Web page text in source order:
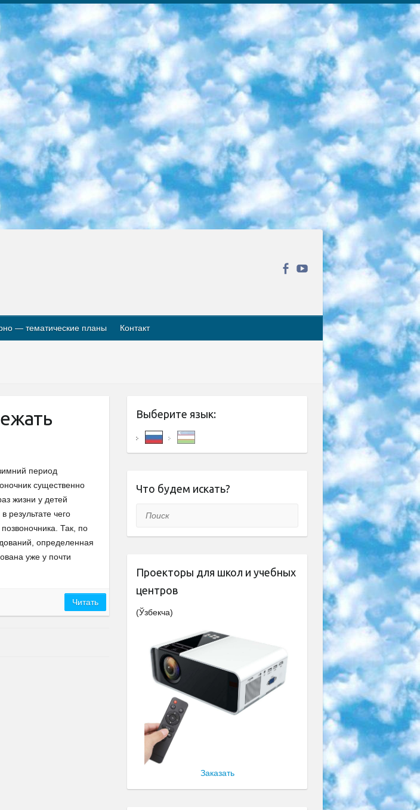
Специальность для умственно отсталых детей. Для 9 класса Родной язык и литературное письмо Государственный язык (язык обучения – узбекский). для неклассов) написано Математическое письмо Письменная/устная история Узбекистана Физическое воспитание практично Итоговый контроль Для 11 класса Написание родного языка и литературы (эссе) Математическое письмо Узбекский язык (обучение на узбекском языке) не посещающее общее среднее образование для учреждений)/Образовательное учреждение выбор письменный и устный Иностранный язык письменный/устный Письменная/устная история Узбекистана *По выбору студента:  Химия  Физика  Основы государственного права  География 10 бесплатных образовательных ресурсов - Мы составили подборку онлайн-проектов с интерактивными упражнениями, видеолекциями и статьями. Они помогут вам обрести новые и освежить старые знания бесплатно. 1. «ИНТУИТ» Старейшая образовательная площадка Рунета. Здесь вы найдёте сотни текстовых и видеокурсов на десятки различных тем — от программирования до психологии. Многие курсы подготовлены российскими университетами и крупными международными компаниями вроде Intel и Microsoft. Самостоятельное обучение бесплатное, но желающие могут оплатить услуги персональных наставников. 2. «Смартия» знакомит с актуальными профессиями и подсказывает, как им обучаться. Выбрав заинтересовавшую вас специальность — SMM-специалист, фотограф, веб-дизайнер или другую, — увидите список необходимых для неё умений. Чтобы вы могли освоить их самостоятельно, для каждого умения площадка отображает подборку ссылок на учебные материалы. Хотя «Смартия» ориентируется на русскоязычную аудиторию, часть контента всё же доступна только на английском. 3. «Лекторий Физтеха» Проект Московского физико-технического института (Физтеха). С его помощью вы можете смотреть онлайн серии лекций, записанные на видео в этом вузе. В числе доступных предметов — физика, биология, химия, информационные технологии и другие. К некоторым лекциям администрация ресурса прилагает готовые конспекты, которые можно скачивать в PDF-формате. 4. ITMOcourses Онлайн-площадка Санкт-Петербургского национального исследовательского университета информационных технологий, механики и оптики (ИТМО). Ресурс предоставляет свободный доступ к курсам, разработанным в этом вузе. Каталог материалов разбит на четыре категории: «Оптические системы и технологии», «Приборостроение и робототехника», «Информационные технологии» и «Биотехнологии». Курсы состоят из видеолекций, интерактивных демонстраций и заданий. 5. «КиберЛенинка» Электронная научная библиотека открытого доступа. Каталог площадки регулярно обрастает текстами статей из различных научных изданий. Сгруппированные по журналам и рубрикам публикации можно читать онлайн или скачивать целиком в PDF-формате. Проект нацелен на популяризацию науки за счёт открытого доступа к качественной информации. 6. «ПостНаука» На этом ресурсе публикуют подборки видеолекций, составленные экспертами из разных отраслей и объединённые общими темами. Среди них, к примеру, есть серии «Биоинформатика и геномика», «Культура средневековой Скандинавии» и Cinema Studies о теории кино. Каждая подборка лекций — логически связанная история, рассказанная экспертом от первого лица. Кроме того, на сайте появляются научно-образовательные статьи и тесты на разные темы. 7. «Newочём» Команда проекта «Newочём» отбирает самые интересные тексты из англоязычных СМИ и переводит те из них, за которые голосуют участники сообщества «ВКонтакте». По большей части это научно-популярные статьи. Редакторы придумывают лишь заголовки, в остальном содержание переводов соответствует оригиналам. Полные тексты можно читать прямо в социальной сети. 8. InternetUrok Онлайн-база материалов по основным дисциплинам школьной программы. Информация на сайте структурирована по классам, предметам и темам (урокам). Каждый урок состоит из видеолекций и конспектов. Есть также интерактивные тренажёры и тесты для закрепления пройденного материала. Даже если вы давно окончили школу, возможность повторить программу старших классов всегда может пригодиться. 9. Edutainme Ещё один ресурс об образовании. В отличие от Newtonew, как мне кажется, Edutainme больше ориентируется на представителей индустрии: педагогов, предпринимателей, разработчиков образовательных проектов. Но и любой, кто просто стремится к саморазвитию, найдёт на сайте много полезного и интересного для себя. Например, информацию о новых курсах и образовательных сервисах. 10. Newtonew Онлайн-медиа об образовании и обучении в широком смысле. Авторы Newtonew пишут об инструментах, заведениях, тактиках и стратегиях, которые помогают учить других и получать новые знания самостоятельно. На этой площадке вы найдёте новости, обзоры, аналитические мат
— тематические планы Контакт
период
существенно
жизни у детей
результате чего
Так, по
определенная
уже у почти
Читать
Выберите язык:
Что будем искать?
Поиск
Проекторы для школ и учебных
центров
(Ўзбекча)
Заказать